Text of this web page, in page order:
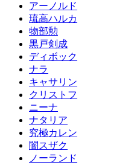
アーノルド
琉高ハルカ
物部勲
黒戸剣成
ディボック
ナラ
キャサリン
クリストフ
ニーナ
ナタリア
究極カレン
闇スザク
ノーランド